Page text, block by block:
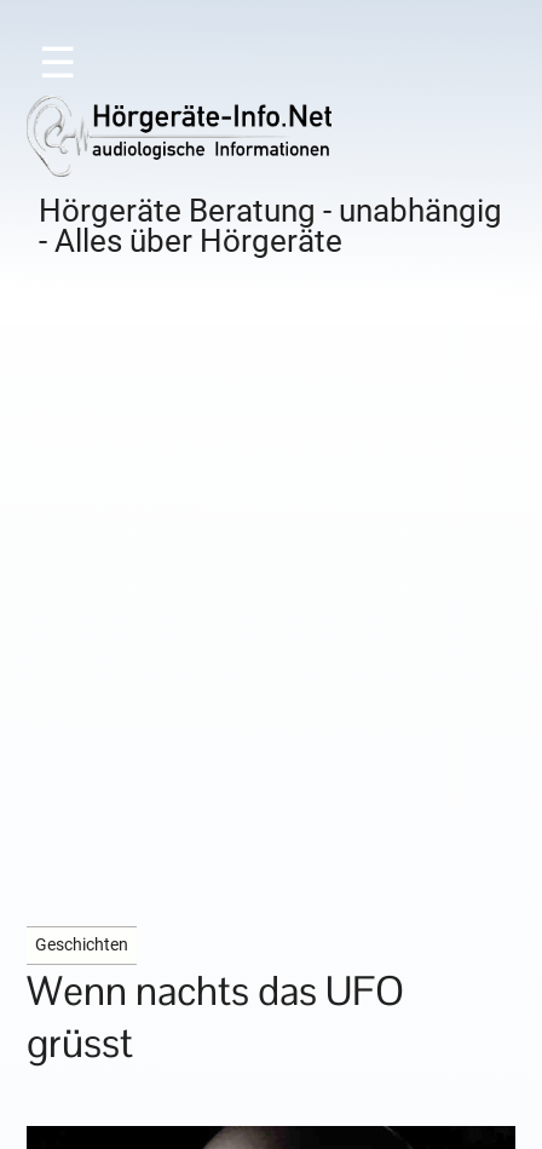
☰
Hörgeräte Beratung - unabhängig
- Alles über Hörgeräte
Geschichten
Wenn nachts das UFO
grüsst